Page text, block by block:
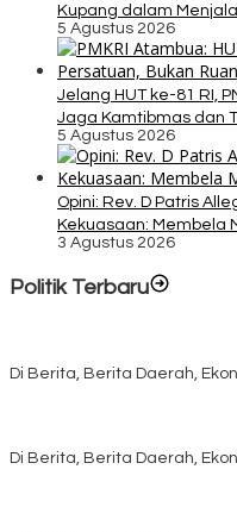
Kupang dalam
5 Agustus 2026
Jelang HUT ke-81 RI,
Jaga Kamtibmas dan
5 Agustus 2026
Opini: Rev. D Patris
Kekuasaan: Membela
3 Agustus 2026
Politik Terbaru
Di Berita, Berita Daerah,
Di Berita, Berita Daerah,